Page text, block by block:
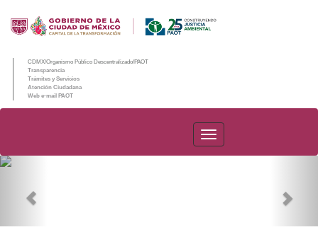
CDMX/Organismo Público Descentralizado/PAOT
Transparencia
Trámites y Servicios
Atención Ciudadana
Web e-mail PAOT
PAOT